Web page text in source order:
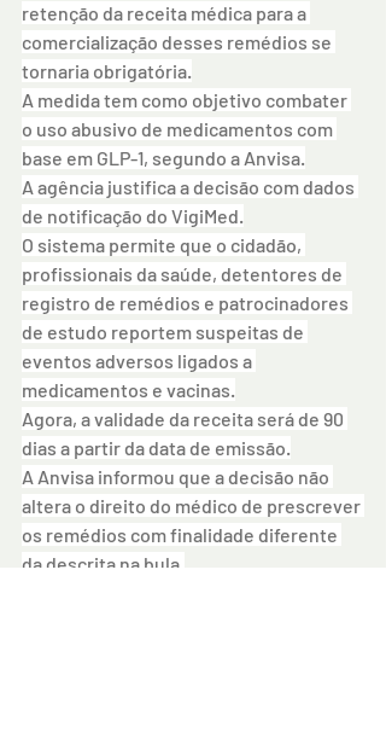
retenção da receita médica para a
comercialização desses remédios se
tornaria obrigatória.
A medida tem como objetivo combater
o uso abusivo de medicamentos com
base em GLP-1, segundo a Anvisa.
A agência justifica a decisão com dados
de notificação do VigiMed.
O sistema permite que o cidadão,
profissionais da saúde, detentores de
registro de remédios e patrocinadores
de estudo reportem suspeitas de
eventos adversos ligados a
medicamentos e vacinas.
Agora, a validade da receita será de 90
dias a partir da data de emissão.
A Anvisa informou que a decisão não
altera o direito do médico de prescrever
os remédios com finalidade diferente
da descrita na bula.